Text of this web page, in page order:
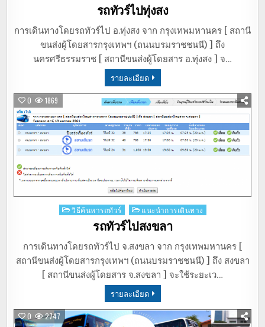
รถทัวร์ไปทุ่งสง
การเดินทางโดยรถทัวร์ไป อ.ทุ่งสง จาก กรุงเทพมหานคร [ สถานี
ขนส่งผู้โดยสารกรุงเทพฯ (ถนนบรมราชชนนี) ] ถึง
นครศรีธรรมราช [ สถานีขนส่งผู้โดยสาร อ.ทุ่งสง ] จ…
รายละเอียด
0 1869
Posted
วิธีค้นหารถทัวร์ แนะนำการเดินทาง
รถทัวร์ไปสงขลา
การเดินทางโดยรถทัวร์ไป จ.สงขลา จาก กรุงเทพมหานคร [
สถานีขนส่งผู้โดยสารกรุงเทพฯ (ถนนบรมราชชนนี) ] ถึง สงขลา
[ สถานีขนส่งผู้โดยสาร จ.สงขลา ] จะใช้ระยะเว…
รายละเอียด
0 2747